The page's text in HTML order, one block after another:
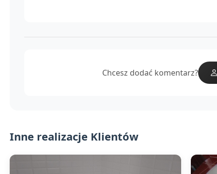
Chcesz dodać komentarz?
Inne realizacje Klientów